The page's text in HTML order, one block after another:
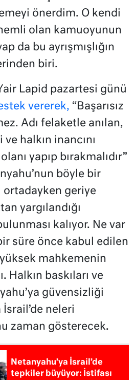
önerdim. O kendi
olan kamuoyunun
da bu ayrışmışlığın
biri.
Lapid pazartesi günü
vererek, “Başarısız
Adı felaketle anılan,
halkın inancını
yapıp bırakmalıdır”
böyle bir
ortadayken geriye
yargılandığı
kalıyor. Ne var
süre önce kabul edilen
mahkemenin
Halkın baskıları ve
güvensizliği
neleri
zaman gösterecek.
Netanyahu’ya İsrail’de
tepkiler büyüyor: İstifası